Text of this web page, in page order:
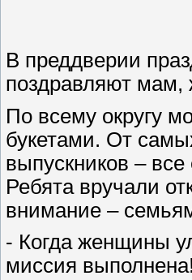
В преддверии
поздравляют мам,
По всему округу
букетами. От
выпускников –
Ребята вручали
внимание –
- Когда женщины
миссия